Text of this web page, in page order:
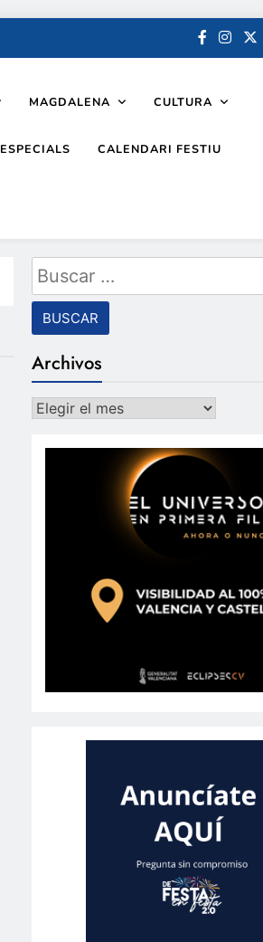
MAGDALENA CULTURA
ESPECIALS CALENDARI FESTIU
Buscar:
Archivos
Archivos